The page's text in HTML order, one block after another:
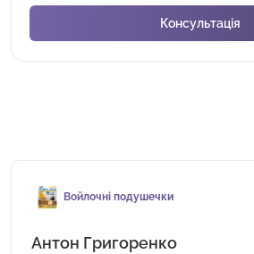
Войлочні подушечки
Антон Григоренко